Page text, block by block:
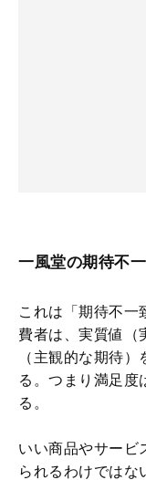
一風堂の期待不
これは「期待不一
費者は、実質値（
（主観的な期待
る。つまり満足度
る。
いい商品やサービ
られるわけではな